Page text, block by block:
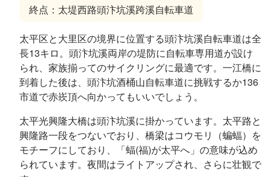
終点：太堤西路頭汴坑溪跨溪自転車道
太平区と大里区の境界に位置する頭汴坑溪自転車道は全
長13キロ。頭汴坑溪両岸の堤防に自転車専用道が設け
られ、家族揃ってのサイクリングに最適です。一江橋に
到着した後は、頭汴坑酒桶山自転車道に挑戦するか136
市道で赤崁頂へ向かってもいいでしょう。
太平光興隆大橋は頭汴坑溪に掛かっています。太平路と
興隆路一段をつないでおり、橋梁はコウモリ（蝙蝠）を
モチーフにしており、「蝠(福)が太平へ」の意味が込め
られています。夜間はライトアップされ、さらに壮観で